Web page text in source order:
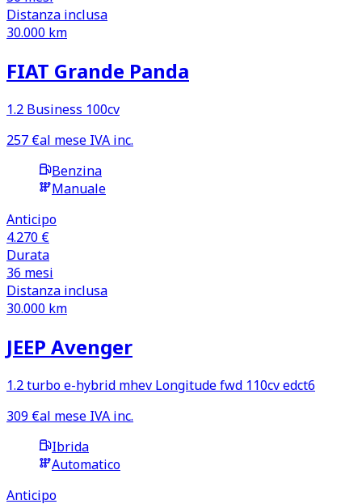
Distanza inclusa
30.000 km
FIAT Grande Panda
1.2 Business 100cv
257 €al mese IVA inc.
Benzina
Manuale
Anticipo
4.270 €
Durata
36 mesi
Distanza inclusa
30.000 km
JEEP Avenger
1.2 turbo e-hybrid mhev Longitude fwd 110cv edct6
309 €al mese IVA inc.
Ibrida
Automatico
Anticipo